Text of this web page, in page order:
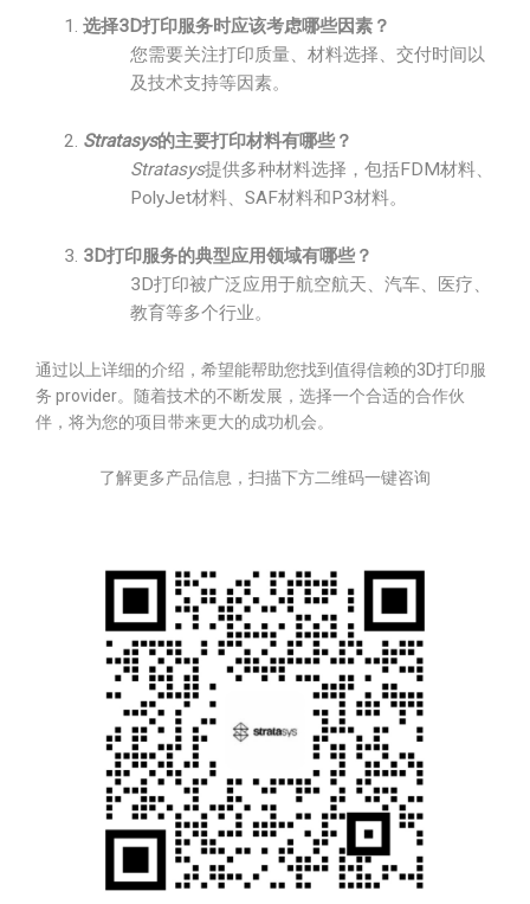
选择3D打印服务时应该考虑哪些因素？
您需要关注打印质量、材料选择、交付时间以
及技术支持等因素。
Stratasys的主要打印材料有哪些？
Stratasys提供多种材料选择，包括FDM材料、
PolyJet材料、SAF材料和P3材料。
3D打印服务的典型应用领域有哪些？
3D打印被广泛应用于航空航天、汽车、医疗、
教育等多个行业。
通过以上详细的介绍，希望能帮助您找到值得信赖的3D打印服
务 provider。随着技术的不断发展，选择一个合适的合作伙
伴，将为您的项目带来更大的成功机会。
了解更多产品信息，扫描下方二维码一键咨询